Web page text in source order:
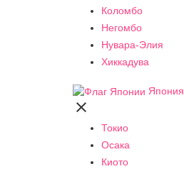
Коломбо
Негомбо
Нувара-Элия
Хиккадува
Япония

Токио
Осака
Киото